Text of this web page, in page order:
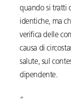
quando si tratti
identiche, ma
verifica delle
causa di
salute, sul
dipendente.
“